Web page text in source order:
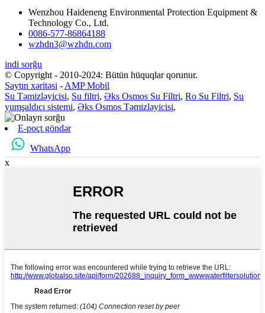
Wenzhou Haideneng Environmental Protection Equipment &
Technology Co., Ltd.
0086-577-86864188
wzhdn3@wzhdn.com
indi sorğu
© Copyright - 2010-2024: Bütün hüquqlar qorunur.
Saytın xəritəsi - AMP Mobil
Su Təmizləyicisi, Su filtri, Əks Osmos Su Filtri, Ro Su Filtri, Su
yumşaldıcı sistemi, Əks Osmos Təmizləyicisi,
E-poçt göndər
WhatsApp
x